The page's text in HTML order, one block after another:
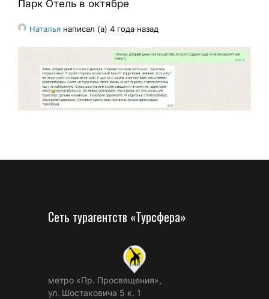
Парк Отель в октябре
Наталья написал (а) 4 года назад
Сеть турагентств «Турсфера»
метро «Пр. Просвещения»,
ул. Шостаковича 5 к. 1